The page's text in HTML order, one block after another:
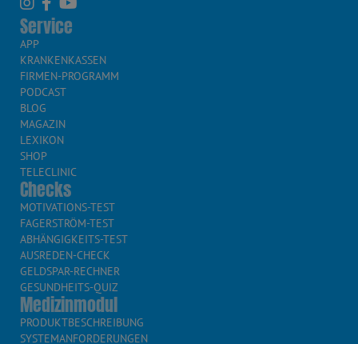
Service
APP
KRANKENKASSEN
FIRMEN-PROGRAMM
PODCAST
BLOG
MAGAZIN
LEXIKON
SHOP
TELECLINIC
Checks
MOTIVATIONS-TEST
FAGERSTRÖM-TEST
ABHÄNGIGKEITS-TEST
AUSREDEN-CHECK
GELDSPAR-RECHNER
GESUNDHEITS-QUIZ
Medizinmodul
PRODUKTBESCHREIBUNG
SYSTEMANFORDERUNGEN